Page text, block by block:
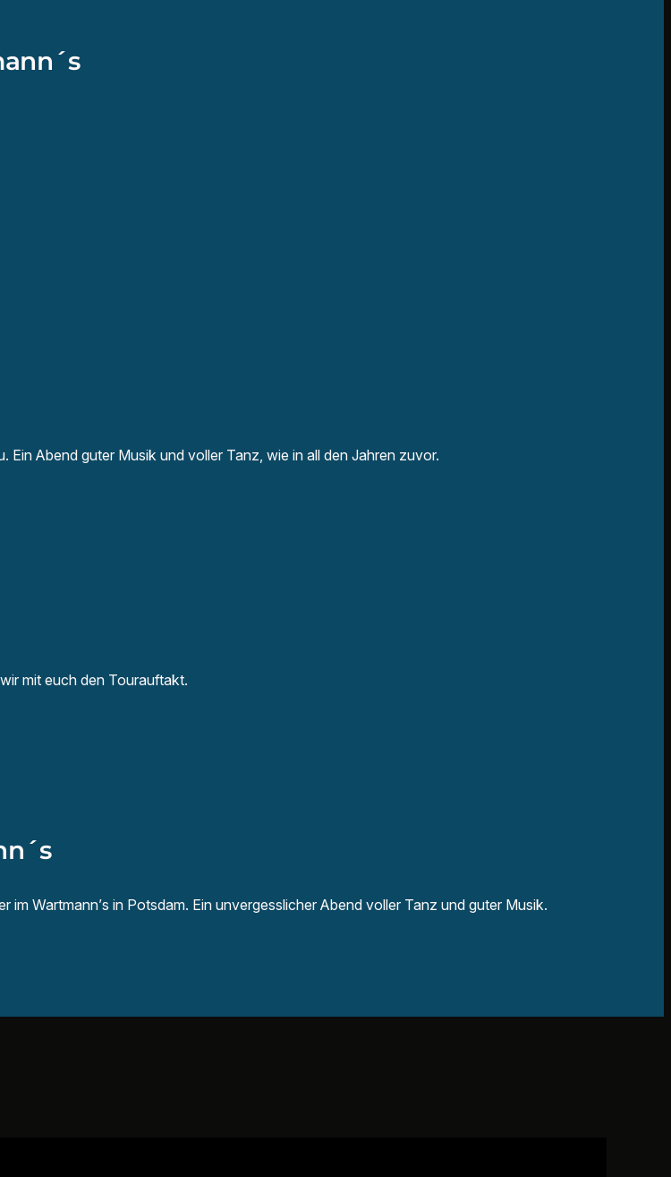
Ein Abend guter Musik und voller Tanz, wie in all den Jahren zuvor.
mit euch den Tourauftakt.
im Wartmann’s in Potsdam. Ein unvergesslicher Abend voller Tanz und guter Musik.